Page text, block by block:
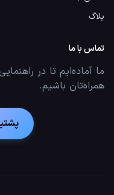
بلاگ
تماس با ما
ما آماده‌ایم تا در
همراه‌تان باشیم.